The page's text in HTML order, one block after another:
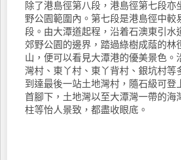
除了港島徑第八段，港島徑第七段亦
野公園範圍內。第七段是港島徑中較
段。由大潭道起程，沿着石澳東引水
郊野公園的邊界，踏過綠樹成蔭的林
山，便可以看見大潭港的優美景色。
灣村、東丫村、東丫背村、銀坑村等
到達最後一站土地灣村，隨石級可登
首腳下，土地灣以至大潭灣一帶的海
柱等怡人景致，都盡收眼底。